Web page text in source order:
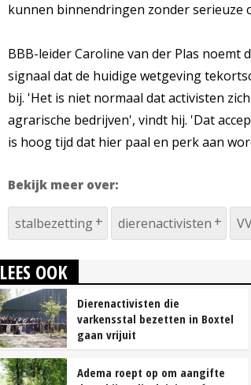
kunnen binnendringen zonder serieuze
BBB-leider Caroline van der Plas
signaal dat de huidige wetgeving
bij. 'Het is niet normaal dat activisten
agrarische bedrijven', vindt hij. 'Dat
is hoog tijd dat hier paal en perk aan
Bekijk meer over:
stalbezetting dierenactivisten
LEES OOK
Dierenactivisten die
varkensstal bezetten in Boxtel
gaan vrijuit
Adema roept op om aangifte